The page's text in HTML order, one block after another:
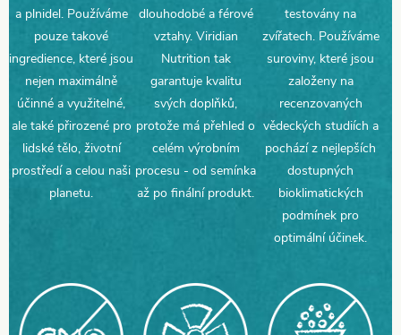
a plnidel. Používáme
pouze takové
ingredience, které jsou
nejen maximálně
účinné a využitelné,
ale také přirozené pro
lidské tělo, životní
prostředí a celou naši
planetu.
dlouhodobé a férové
vztahy. Viridian
Nutrition tak
garantuje kvalitu
svých doplňků,
protože má přehled o
celém výrobním
procesu - od semínka
až po finální produkt.
testovány na
zvířatech. Používáme
suroviny, které jsou
založeny na
recenzovaných
vědeckých studiích a
pochází z nejlepších
dostupných
bioklimatických
podmínek pro
optimální účinek.